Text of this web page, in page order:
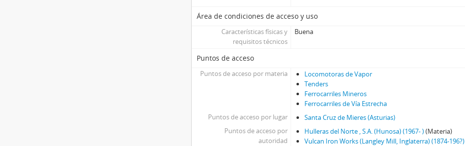
Área de condiciones de acceso y uso
Características físicas y
requisitos técnicos
Buena
Puntos de acceso
Puntos de acceso por materia
Locomotoras de Vapor
Tenders
Ferrocarriles Mineros
Ferrocarriles de Vía Estrecha
Puntos de acceso por lugar
Santa Cruz de Mieres (Asturias)
Puntos de acceso por
autoridad
Hulleras del Norte , S.A. (Hunosa) (1967- )(Materia)
Vulcan Iron Works (Langley Mill, Inglaterra) (1874-196?)